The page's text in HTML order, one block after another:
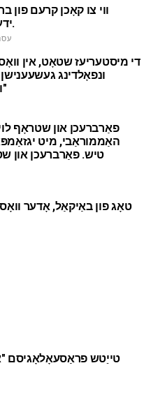
ווי צו קאָכן קרעם פון
ידעאַל פֿאַר די דיעטע.
ונפאָלדינג
וואַמפּירע דיאַריעס"
פאַרברעכן און שטראָף
האַממוראַבי, מיט
טיש. פאַרברעכן און
טאָג פון באַיקאַל, אָדער
טייַטש פראַסעאָלאָגיסם